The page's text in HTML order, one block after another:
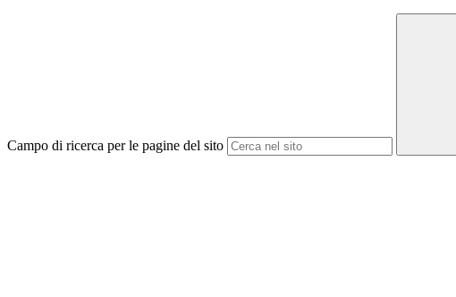
Campo di ricerca per le pagine del sito